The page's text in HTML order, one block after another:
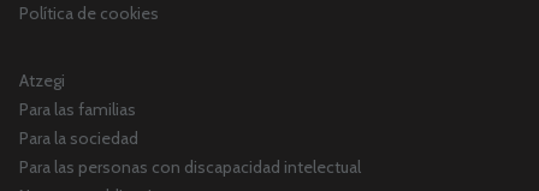
Política de cookies
Atzegi
Para las familias
Para la sociedad
Para las personas con discapacidad intelectual